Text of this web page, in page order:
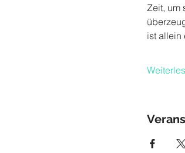
Zeit, um
ist allein